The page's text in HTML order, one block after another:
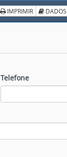
IMPRIMIR
Telefone